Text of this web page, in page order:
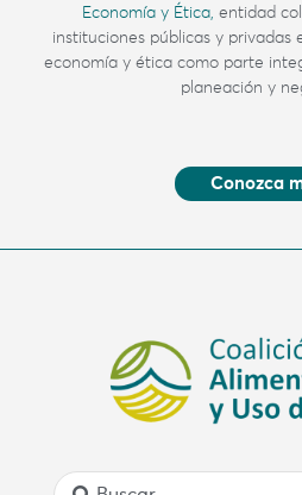
Economía y Ética, entidad
instituciones públicas y privadas
economía y ética como parte
planeación y
Conozca